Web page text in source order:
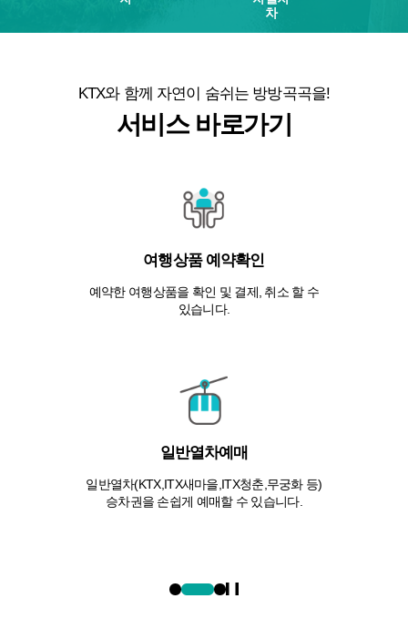
차
KTX와 함께 자연이 숨쉬는 방방곡곡을!
서비스 바로가기
여행상품 예약확인
예약한 여행상품을 확인 및 결제, 취소 할 수
있습니다.
일반열차예매
일반열차(KTX,ITX새마을,ITX청춘,무궁화 등)
승차권을 손쉽게 예매할 수 있습니다.